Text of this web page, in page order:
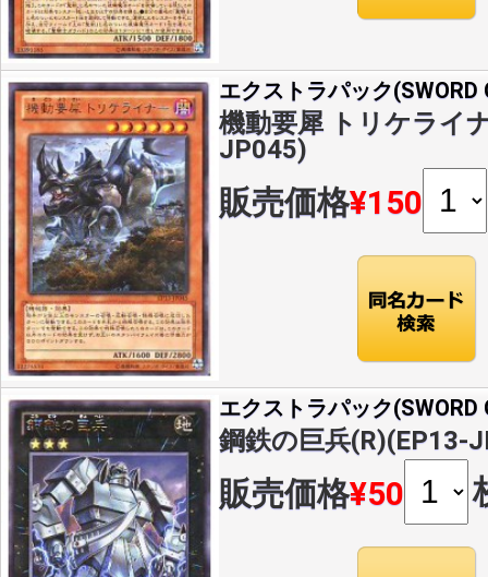
エクストラパック(SWORD
機動要犀 トリケライ
JP045)
販売価格¥150
エクストラパック(SWORD
鋼鉄の巨兵(R)(EP13-
販売価格¥50